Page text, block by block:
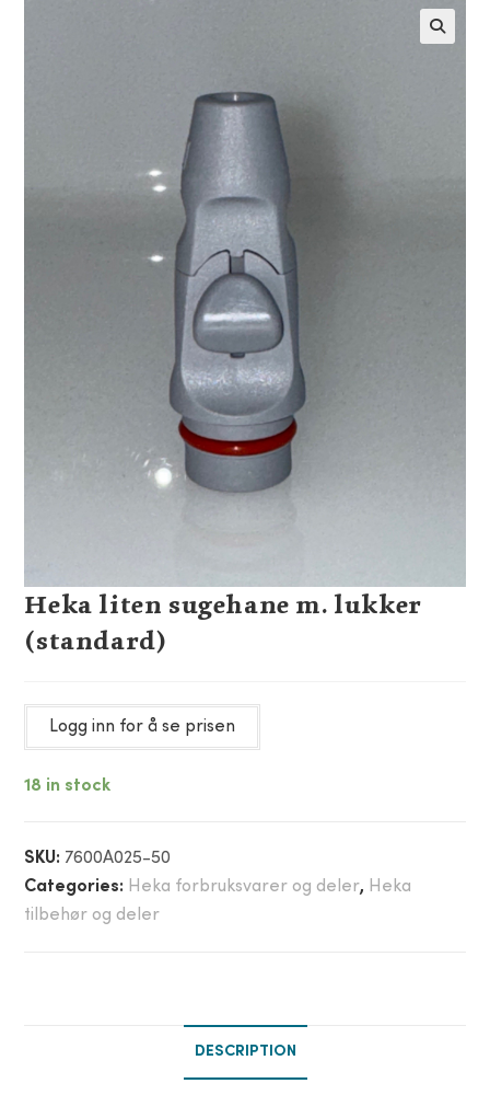
Heka liten sugehane m. lukker
(standard)
Logg inn for å se prisen
18 in stock
SKU: 7600A025-50
Categories: Heka forbruksvarer og deler, Heka
tilbehør og deler
DESCRIPTION